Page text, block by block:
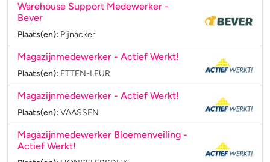
Warehouse Support Medewerker -
Bever
Plaats(en): Pijnacker
Magazijnmedewerker - Actief Werkt!
Plaats(en): ETTEN-LEUR
Magazijnmedewerker - Actief Werkt!
Plaats(en): VAASSEN
Magazijnmedewerker Bloemenveiling -
Actief Werkt!